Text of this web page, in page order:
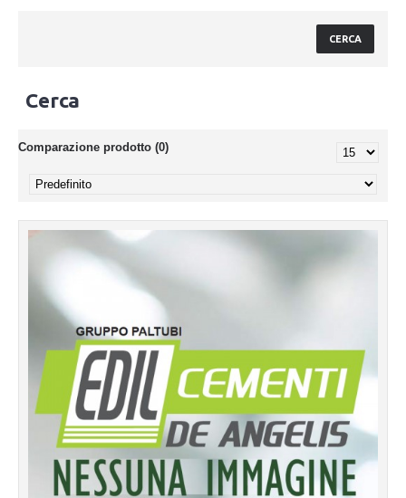
Cerca
Comparazione prodotto (0)